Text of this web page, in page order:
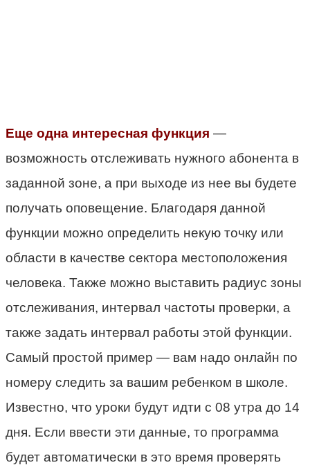
Еще одна интересная функция —
возможность отслеживать нужного абонента в
заданной зоне, а при выходе из нее вы будете
получать оповещение. Благодаря данной
функции можно определить некую точку или
области в качестве сектора местоположения
человека. Также можно выставить радиус зоны
отслеживания, интервал частоты проверки, а
также задать интервал работы этой функции.
Самый простой пример — вам надо онлайн по
номеру следить за вашим ребенком в школе.
Известно, что уроки будут идти с 08 утра до 14
дня. Если ввести эти данные, то программа
будет автоматически в это время проверять